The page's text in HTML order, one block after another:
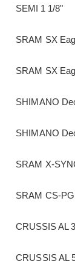
SEMI 1 1/8"
SRAM SX
SRAM SX
SHIMANO
SHIMANO
SRAM X-
SRAM CS-
CRUSSIS AL
CRUSSIS AL